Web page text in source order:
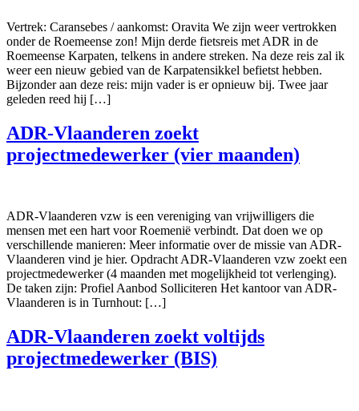
Vertrek: Caransebes / aankomst: Oravita We zijn weer vertrokken
onder de Roemeense zon! Mijn derde fietsreis met ADR in de
Roemeense Karpaten, telkens in andere streken. Na deze reis zal ik
weer een nieuw gebied van de Karpatensikkel befietst hebben.
Bijzonder aan deze reis: mijn vader is er opnieuw bij. Twee jaar
geleden reed hij […]
ADR-Vlaanderen zoekt
projectmedewerker (vier maanden)
ADR-Vlaanderen vzw is een vereniging van vrijwilligers die
mensen met een hart voor Roemenië verbindt. Dat doen we op
verschillende manieren: Meer informatie over de missie van ADR-
Vlaanderen vind je hier. Opdracht ADR-Vlaanderen vzw zoekt een
projectmedewerker (4 maanden met mogelijkheid tot verlenging).
De taken zijn: Profiel Aanbod Solliciteren Het kantoor van ADR-
Vlaanderen is in Turnhout: […]
ADR-Vlaanderen zoekt voltijds
projectmedewerker (BIS)